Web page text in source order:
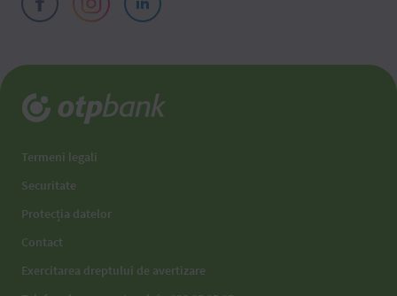
Termeni legali
Securitate
Protecția datelor
Contact
Exercitarea dreptului de avertizare